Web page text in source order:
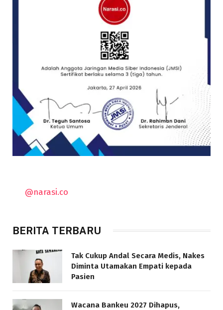
@narasi.co
BERITA TERBARU
Tak Cukup Andal Secara Medis, Nakes
Diminta Utamakan Empati kepada
Pasien
Wacana Bankeu 2027 Dihapus,